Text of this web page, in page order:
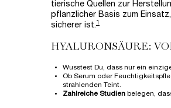
tierische Quellen zur
pflanzlicher Basis zum
sicherer ist.
HYALURONSÄURE:
Wusstest Du, dass nur ein
Ob Serum oder
strahlenden Teint.
Zahlreiche Studien belegen,